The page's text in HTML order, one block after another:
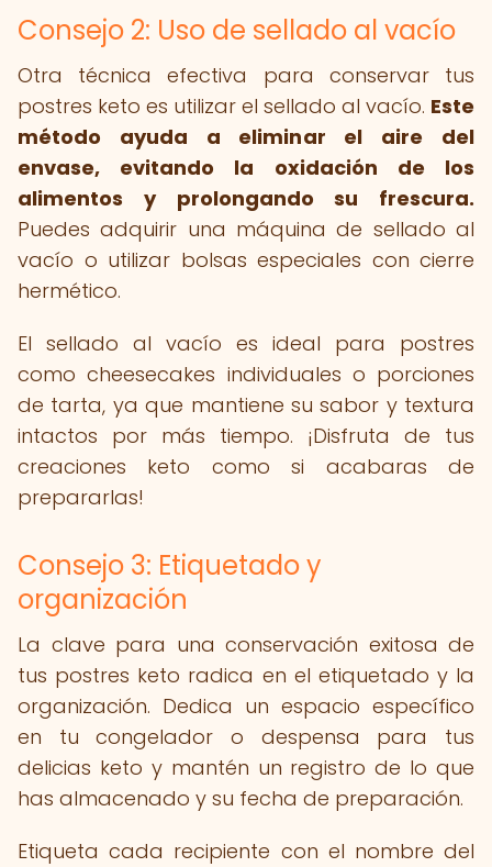
Consejo 2: Uso de sellado al vacío
Otra técnica efectiva para conservar tus
postres keto es utilizar el sellado al vacío. Este
método ayuda a eliminar el aire del
envase, evitando la oxidación de los
alimentos y prolongando su frescura.
Puedes adquirir una máquina de sellado al
vacío o utilizar bolsas especiales con cierre
hermético.
El sellado al vacío es ideal para postres
como cheesecakes individuales o porciones
de tarta, ya que mantiene su sabor y textura
intactos por más tiempo. ¡Disfruta de tus
creaciones keto como si acabaras de
prepararlas!
Consejo 3: Etiquetado y
organización
La clave para una conservación exitosa de
tus postres keto radica en el etiquetado y la
organización. Dedica un espacio específico
en tu congelador o despensa para tus
delicias keto y mantén un registro de lo que
has almacenado y su fecha de preparación.
Etiqueta cada recipiente con el nombre del